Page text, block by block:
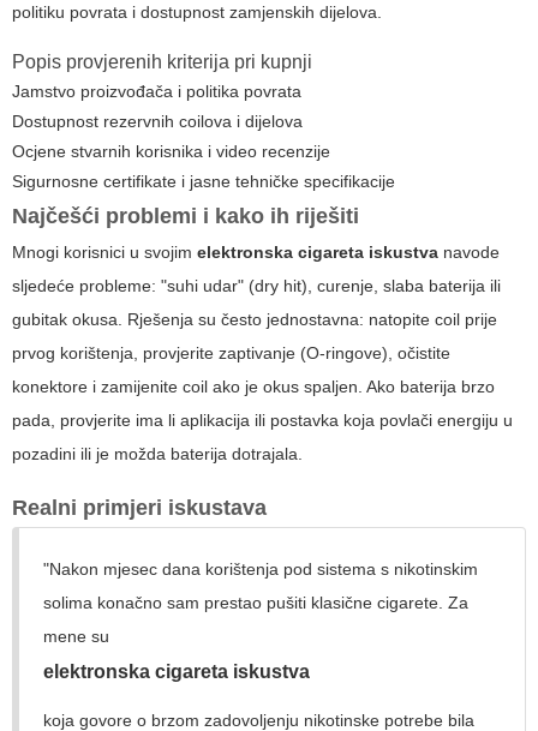
politiku povrata i dostupnost zamjenskih dijelova.
Popis provjerenih kriterija pri kupnji
Jamstvo proizvođača i politika povrata
Dostupnost rezervnih coilova i dijelova
Ocjene stvarnih korisnika i video recenzije
Sigurnosne certifikate i jasne tehničke specifikacije
Najčešći problemi i kako ih riješiti
Mnogi korisnici u svojim elektronska cigareta iskustva navode
sljedeće probleme: "suhi udar" (dry hit), curenje, slaba baterija ili
gubitak okusa. Rješenja su često jednostavna: natopite coil prije
prvog korištenja, provjerite zaptivanje (O-ringove), očistite
konektore i zamijenite coil ako je okus spaljen. Ako baterija brzo
pada, provjerite ima li aplikacija ili postavka koja povlači energiju u
pozadini ili je možda baterija dotrajala.
Realni primjeri iskustava
"Nakon mjesec dana korištenja pod sistema s nikotinskim
solima konačno sam prestao pušiti klasične cigarete. Za
mene su
elektronska cigareta iskustva
koja govore o brzom zadovoljenju nikotinske potrebe bila